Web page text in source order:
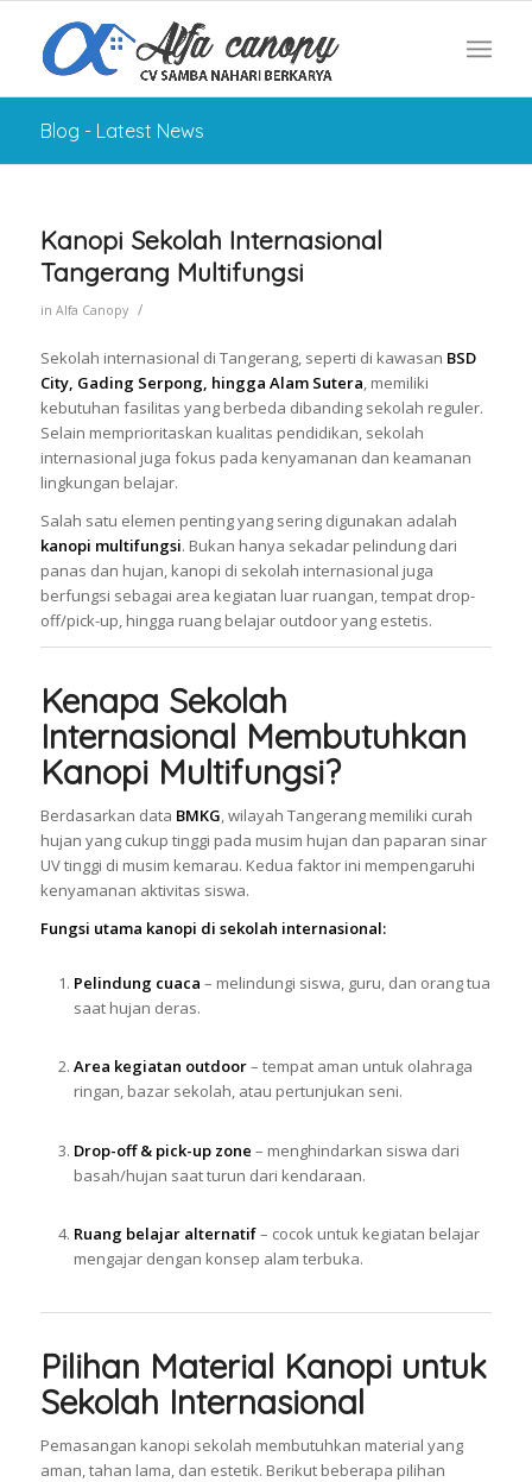
Blog - Latest News
Kanopi Sekolah Internasional
Tangerang Multifungsi
in Alfa Canopy /
Sekolah internasional di Tangerang, seperti di kawasan BSD
City, Gading Serpong, hingga Alam Sutera, memiliki
kebutuhan fasilitas yang berbeda dibanding sekolah reguler.
Selain memprioritaskan kualitas pendidikan, sekolah
internasional juga fokus pada kenyamanan dan keamanan
lingkungan belajar.
Salah satu elemen penting yang sering digunakan adalah
kanopi multifungsi. Bukan hanya sekadar pelindung dari
panas dan hujan, kanopi di sekolah internasional juga
berfungsi sebagai area kegiatan luar ruangan, tempat drop-
off/pick-up, hingga ruang belajar outdoor yang estetis.
Kenapa Sekolah
Internasional Membutuhkan
Kanopi Multifungsi?
Berdasarkan data BMKG, wilayah Tangerang memiliki curah
hujan yang cukup tinggi pada musim hujan dan paparan sinar
UV tinggi di musim kemarau. Kedua faktor ini mempengaruhi
kenyamanan aktivitas siswa.
Fungsi utama kanopi di sekolah internasional:
Pelindung cuaca – melindungi siswa, guru, dan orang tua
saat hujan deras.
Area kegiatan outdoor– tempat aman untuk olahraga
ringan, bazar sekolah, atau pertunjukan seni.
Drop-off & pick-up zone – menghindarkan siswa dari
basah/hujan saat turun dari kendaraan.
Ruang belajar alternatif– cocok untuk kegiatan belajar
mengajar dengan konsep alam terbuka.
Pilihan Material Kanopi untuk
Sekolah Internasional
Pemasangan kanopi sekolah membutuhkan material yang
aman, tahan lama, dan estetik. Berikut beberapa pilihan